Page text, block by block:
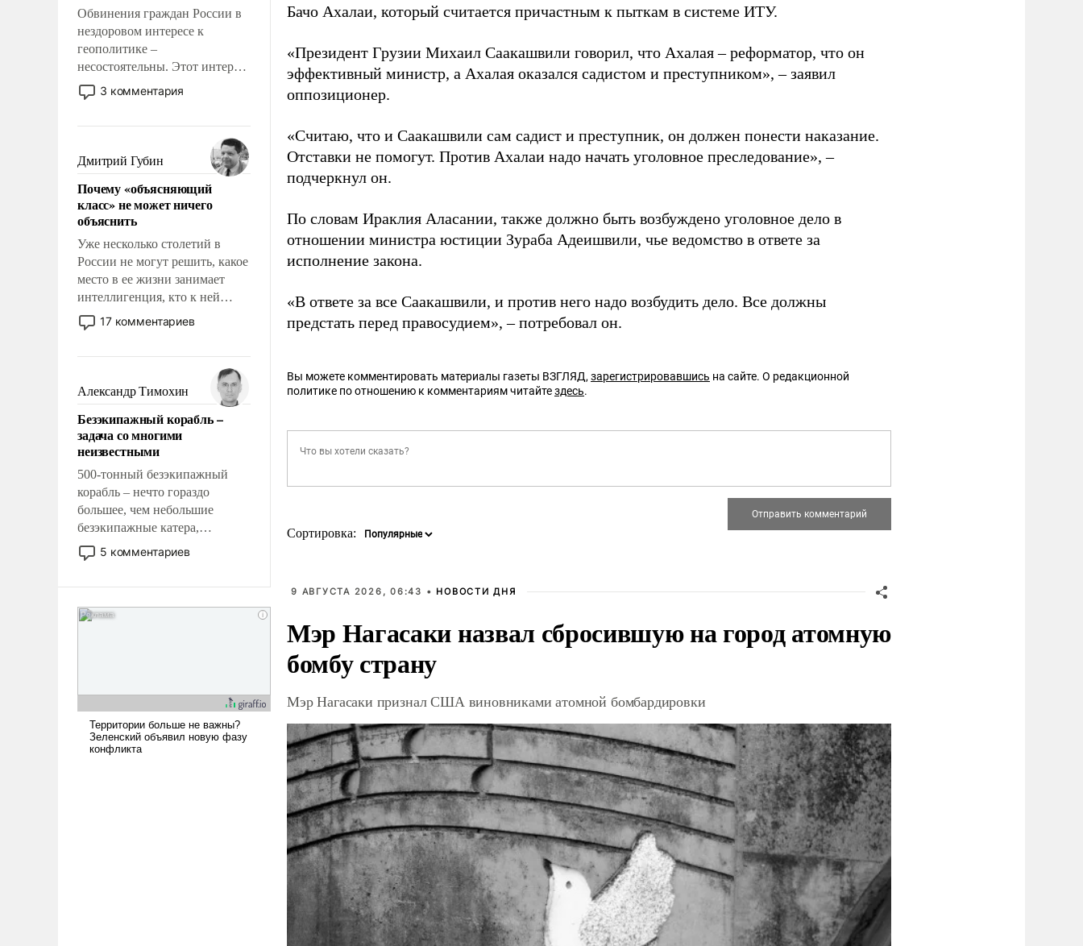
Обвинения граждан России в
нездоровом интересе к
геополитике –
несостоятельны. Этот интерес
рационален и прагматичен. Он
обусловлен тысячелетним
фундаментальным знанием,
что мировая политика имеет
свойство заявляться на порог
нашего дома.
3 комментария
Дмитрий Губин
Почему «объясняющий
класс» не может ничего
объяснить
Уже несколько столетий в
России не могут решить, какое
место в ее жизни занимает
интеллигенция, кто к ней
принадлежит, а кого из нее
исключили с правом
чем она отличается от просто
образованных людей. Иногда
казалось, что эти вопросы
решены раз и навсегда, но –
нет, не решены.
17 комментариев
Александр Тимохин
Безэкипажный корабль –
задача со многими
неизвестными
500-тонный безэкипажный
корабль – нечто гораздо
большее, чем небольшие
безэкипажные катера,
применение которых уже
стало обыденностью. Задача по
и ее реализация радикально
5 комментариев
Бачо Ахалаи, который считается причастным к пыткам в системе ИТУ.
«Президент Грузии Михаил Саакашвили говорил, что Ахалая – реформатор, что он
эффективный министр, а Ахалая оказался садистом и преступником», – заявил
оппозиционер.
«Считаю, что и Саакашвили сам садист и преступник, он должен понести наказание.
Отставки не помогут. Против Ахалаи надо начать уголовное преследование», –
подчеркнул он.
По словам Ираклия Аласании, также должно быть возбуждено уголовное дело в
отношении министра юстиции Зураба Адеишвили, чье ведомство в ответе за
исполнение закона.
«В ответе за все Саакашвили, и против него надо возбудить дело. Все должны
предстать перед правосудием», – потребовал он.
Вы можете комментировать материалы газеты ВЗГЛЯД, зарегистрировавшись на сайте. О редакционной
политике по отношению к комментариям читайтездесь.
Сортировка:
9 АВГУСТА 2026, 06:43 • НОВОСТИ ДНЯ
Мэр Нагасаки назвал сбросившую на город атомную
бомбу страну
Мэр Нагасаки признал США виновниками атомной бомбардировки